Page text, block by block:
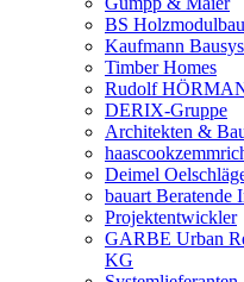
BS Holzmodulbau
Kaufmann
Timber Homes
Rudolf
DERIX-Gruppe
Architekten &
Deimel
bauart Beratende
Projektentwickler
GARBE Urban
KG